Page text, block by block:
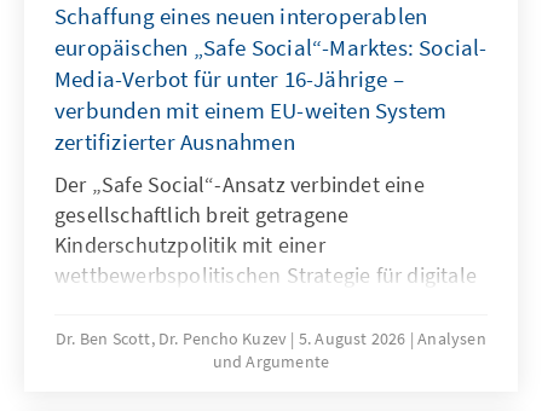
Schaffung eines neuen interoperablen
europäischen „Safe Social“-Marktes: Social-
Media-Verbot für unter 16-Jährige –
verbunden mit einem EU-weiten System
zertifizierter Ausnahmen
Der „Safe Social“-Ansatz verbindet eine
gesellschaftlich breit getragene
Kinderschutzpolitik mit einer
wettbewerbspolitischen Strategie für digitale
unter 16-Jährige reagieren viele Staaten auf
gefährliche digitale Produkte und die
Dr. Ben Scott, Dr. Pencho Kuzev 5. August 2026 Analysen
und Argumente